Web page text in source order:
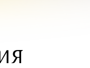
международных конкурсов
Говорская